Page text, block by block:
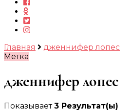
Главная
дженнифер лопес
Метка
дженнифер лопес
Показывает3 Результат(ы)